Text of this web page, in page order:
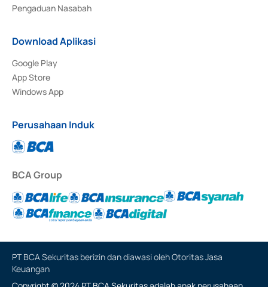
Pengaduan Nasabah
Download Aplikasi
Google Play
App Store
Windows App
Perusahaan Induk
BCA Group
PT BCA Sekuritas berizin dan diawasi oleh Otoritas Jasa
Keuangan